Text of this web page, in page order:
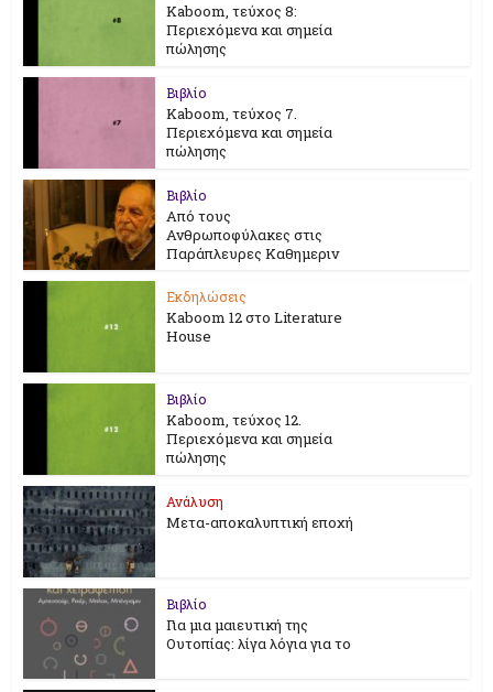
Kaboom, τεύχος 8:
Περιεχόμενα και σημεία
πώλησης
Βιβλίο
Kaboom, τεύχος 7.
Περιεχόμενα και σημεία
πώλησης
Βιβλίο
Από τους
Ανθρωποφύλακες στις
Παράπλευρες Καθημεριν
Εκδηλώσεις
Kaboom 12 στο Literature
House
Βιβλίο
Kaboom, τεύχος 12.
Περιεχόμενα και σημεία
πώλησης
Ανάλυση
Μετα-αποκαλυπτική εποχή
Βιβλίο
Για μια μαιευτική της
Ουτοπίας: λίγα λόγια για το